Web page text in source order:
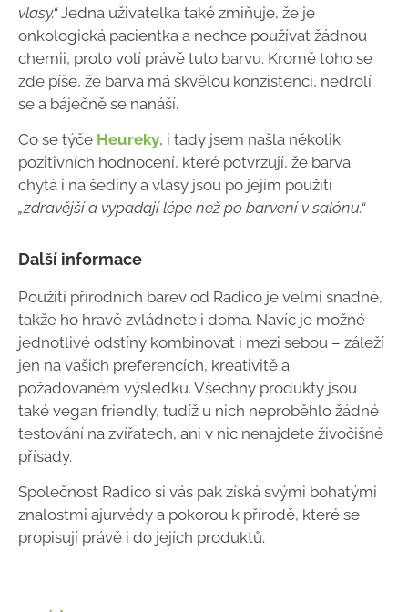
vlasy.“Jedna uživatelka také zmiňuje, že je
onkologická pacientka a nechce používat žádnou
chemii, proto volí právě tuto barvu. Kromě toho se
zde píše, že barva má skvělou konzistenci, nedrolí
se a báječně se nanáší.
Co se týče Heureky, i tady jsem našla několik
pozitivních hodnocení, které potvrzují, že barva
chytá i na šediny a vlasy jsou po jejím použití
„zdravější a vypadají lépe než po barvení v salónu.“
Další informace
Použití přírodních barev od Radico je velmi snadné,
takže ho hravě zvládnete i doma. Navíc je možné
jednotlivé odstíny kombinovat i mezi sebou – záleží
jen na vašich preferencích, kreativitě a
požadovaném výsledku. Všechny produkty jsou
také vegan friendly, tudíž u nich neproběhlo žádné
testování na zvířatech, ani v nic nenajdete živočišné
přísady.
Společnost Radico si vás pak získá svými bohatými
znalostmi ajurvédy a pokorou k přírodě, které se
propisují právě i do jejích produktů.